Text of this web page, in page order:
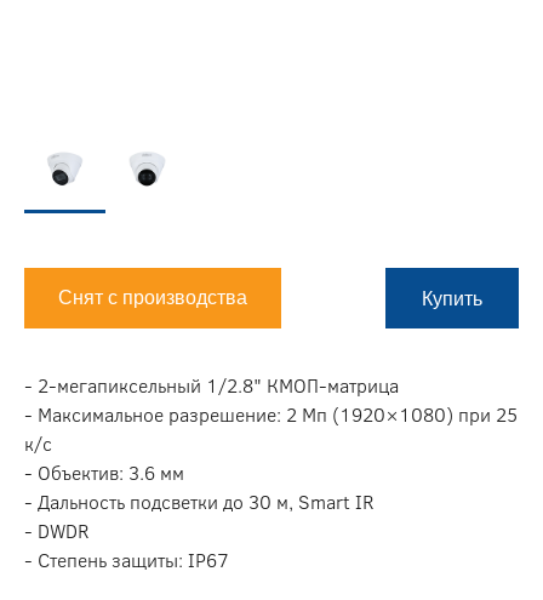
Снят с производства Купить
- 2-мегапиксельный 1/2.8" КMOП-матрица
- Максимальное разрешение: 2 Мп (1920×1080) при 25
к/с
- Объектив: 3.6 мм
- Дальность подсветки до 30 м, Smart IR
- DWDR
- Степень защиты: IP67